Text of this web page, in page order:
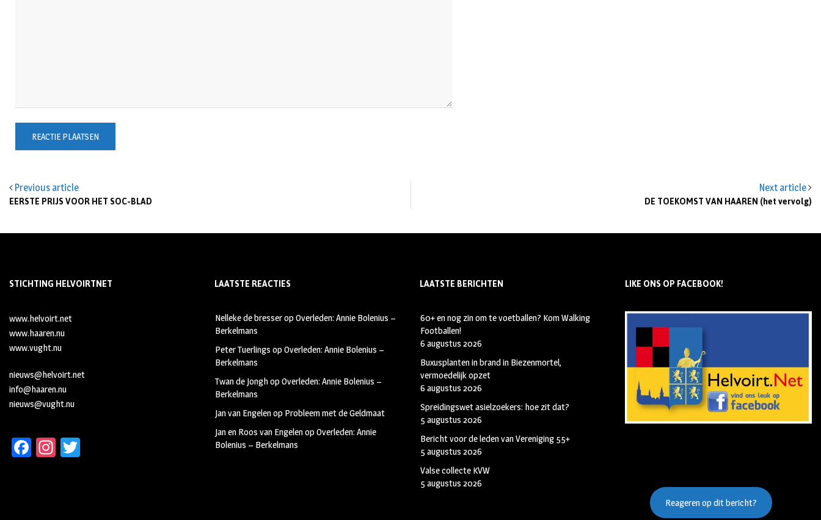
Previous article
EERSTE PRIJS VOOR HET SOC-BLAD
Next article
DE TOEKOMST VAN HAAREN (het vervolg)
STICHTING HELVOIRTNET
www.helvoirt.net
www.haaren.nu
www.vught.nu
nieuws@helvoirt.net
info@haaren.nu
nieuws@vught.nu
Fa In
LAATSTE REACTIES
Nelleke de bresseropOverleden: Annie Bolenius –
Berkelmans
Peter Tuerlings opOverleden: Annie Bolenius –
Berkelmans
Twan de JonghopOverleden: Annie Bolenius –
Berkelmans
Jan van Engelenop Probleem met de Geldmaat
Jan en Roos van EngelenopOverleden: Annie
Bolenius – Berkelmans
LAATSTE BERICHTEN
60+ en nog zin om te voetballen? Kom Walking
Footballen!
6 augustus 2026
Buxusplanten in brand in Biezenmortel,
vermoedelijk opzet
6 augustus 2026
Spreidingswet asielzoekers: hoe zit dat?
5 augustus 2026
Bericht voor de leden van Vereniging 55+
5 augustus 2026
Valse collecte KVW
5 augustus 2026
LIKE ONS OP FACEBOOK!
Reageren op dit bericht?